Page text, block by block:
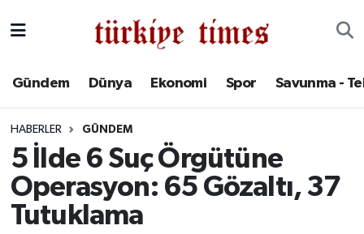
Gündem Dünya Ekonomi Spor Savunma -
HABERLER GÜNDEM
5 İlde 6 Suç Örgütüne
Operasyon: 65 Gözaltı, 37
Tutuklama
Spor
Savunma - Teknoloji
Süper Lig Puan Durumu ve Fikstür
Tüm Manşetler
Son Dakika Haberleri